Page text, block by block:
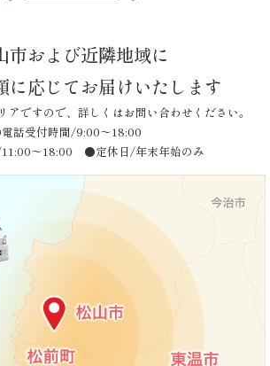
市および近隣地域に
に応じてお届けいたします
アですので、詳しくはお問い合わせください。
話受付時間/9:00〜18:00
〜18:00 ●定休日/年末年始のみ